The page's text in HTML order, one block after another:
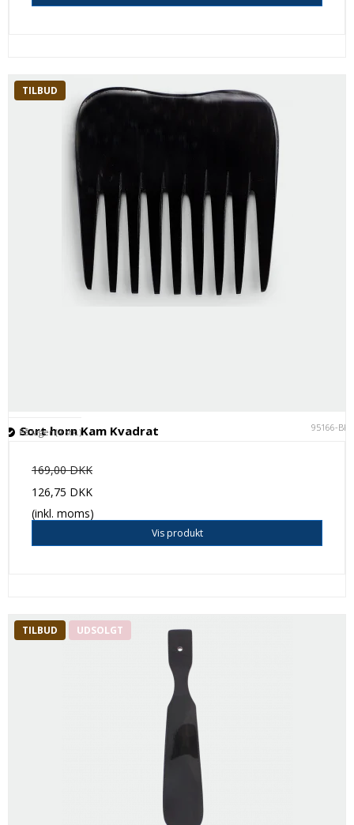
TILBUD
Sort horn Kam Kvadrat 95166-BK
På lager (4 stk.)
169,00 DKK
126,75 DKK
(inkl. moms)
Vis produkt
TILBUD UDSOLGT